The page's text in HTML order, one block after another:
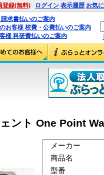
登録(無料) ログイン 表示履歴 お気
求書払いのご案内
お客様 校費・公費払いのご案内
様 科研費払いのご案内
ント One Point
メーカー
商品名
型番